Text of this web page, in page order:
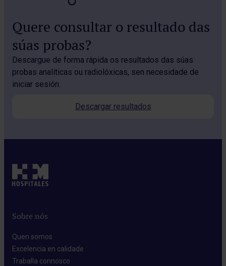
Quere consultar o resultado das
súas probas?
Descargue de forma rápida os resultados das súas
probas analíticas ou radiolóxicas, sen necesidade de
iniciar sesión.
Descargar resultados
Sobre nós
Quen somos​
Excelencia en calidade​
Traballa connosco​